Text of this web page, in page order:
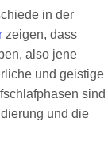
in der
zeigen, dass
also jene
und geistige
sind
und die